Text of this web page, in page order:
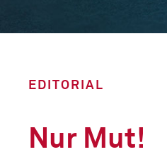
EDITORIAL
Nur Mut!